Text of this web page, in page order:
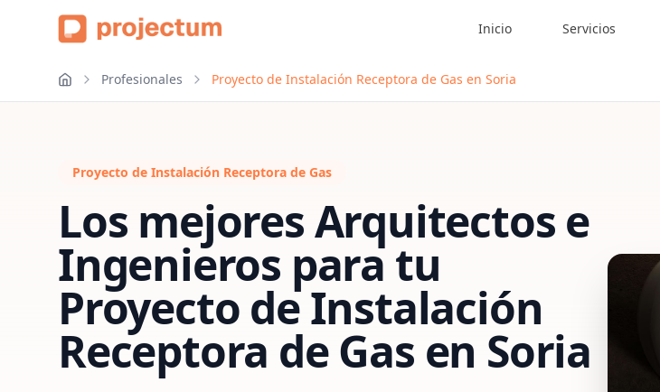
Inicio Servicios
Profesionales Proyecto de Instalación Receptora de Gas en Soria
Proyecto de Instalación Receptora de Gas
Los mejores Arquitectos e
Ingenieros para tu
Proyecto de Instalación
Receptora de Gas en Soria